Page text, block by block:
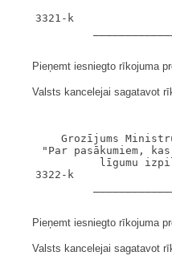
komisijas
3321-k
Pieņemt iesniegto rīkojuma
Valsts kancelejai sagatavot
Grozījums Ministru
"Par pasākumiem,
līgumu izpildi par
3322-k
Pieņemt iesniegto rīkojuma
Valsts kancelejai sagatavot